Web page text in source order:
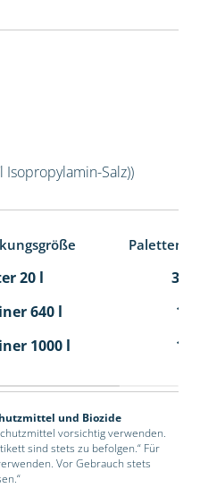
Isopropylamin-Salz))
20 l
32
640 l
1
1000 l 1
und Biozide
vorsichtig verwenden.
sind stets zu befolgen.“ Für
Vor Gebrauch stets